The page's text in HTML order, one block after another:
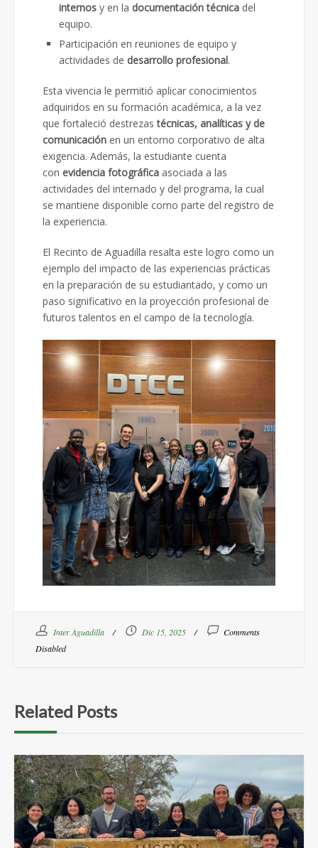
internos y en la documentación técnica del
equipo.
Participación en reuniones de equipo y
actividades de desarrollo profesional.
Esta vivencia le permitió aplicar conocimientos
adquiridos en su formación académica, a la vez
que fortaleció destrezastécnicas, analíticas y de
comunicación en un entorno corporativo de alta
exigencia. Además, la estudiante cuenta
con evidencia fotográfica asociada a las
actividades del internado y del programa, la cual
se mantiene disponible como parte del registro de
la experiencia.
El Recinto de Aguadilla resalta este logro como un
ejemplo del impacto de las experiencias prácticas
en la preparación de su estudiantado, y como un
paso significativo en la proyección profesional de
futuros talentos en el campo de la tecnología.
Inter Aguadilla Dic 15, 2025
Comments
Disabled
Related Posts